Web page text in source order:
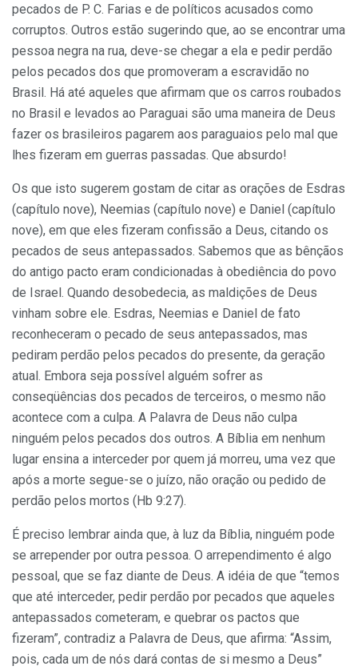
pecados de P. C. Farias e de políticos acusados como
corruptos. Outros estão sugerindo que, ao se encontrar uma
pessoa negra na rua, deve-se chegar a ela e pedir perdão
pelos pecados dos que promoveram a escravidão no
Brasil. Há até aqueles que afir­mam que os carros roubados
no Brasil e levados ao Paraguai são uma maneira de Deus
fazer os brasileiros pagarem aos paraguaios pelo mal que
lhes fizeram em guerras passadas. Que absurdo!
Os que isto sugerem gostam de citar as orações de Esdras
(capítulo nove), Neemias (capítulo nove) e Daniel (capítulo
nove), em que eles fizeram confissão a Deus, citando os
pecados de seus antepassados. Sabemos que as bênçãos
do anti­go pacto eram condicionadas à obediência do povo
de Israel. Quando desobedecia, as maldições de Deus
vinham sobre ele. Esdras, Neemias e Daniel de fato
reconheceram o pecado de seus antepassados, mas
pediram perdão pelos pecados do presente, da geração
atual. Embora seja possível alguém sofrer as
conseqüências dos pecados de terceiros, o mesmo não
acontece com a culpa. A Palavra de Deus não culpa
ninguém pelos pecados dos outros. A Bíblia em nenhum
lugar ensina a interceder por quem já morreu, uma vez que
após a morte segue-se o juízo, não oração ou pedido de
perdão pelos mortos (Hb 9:27).
É preciso lembrar ainda que, à luz da Bíblia, ninguém pode
se arrepender por outra pessoa. O arrependimento é algo
pessoal, que se faz diante de Deus. A idéia de que “temos
que até interceder, pedir perdão por pecados que aqueles
antepassados cometeram, e quebrar os pactos que
fizeram”, contradiz a Palavra de Deus, que afirma: “Assim,
pois, cada um de nós dará contas de si mesmo a Deus”